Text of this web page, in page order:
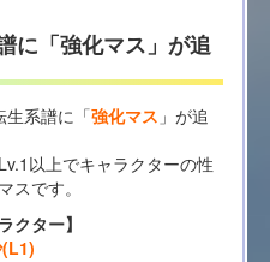
に「強化マス」が追
生系譜に「強化マス 」が追
以上でキャラクターの性
です。
クター】